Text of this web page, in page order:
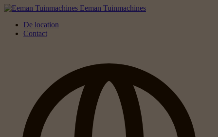
Eeman Tuinmachines
De location
Contact